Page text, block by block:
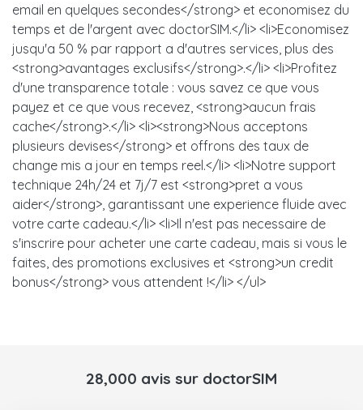
email en quelques secondes</strong> et economisez du
temps et de l'argent avec doctorSIM.</li> <li>Economisez
jusqu'a 50 % par rapport a d'autres services, plus des
<strong>avantages exclusifs</strong>.</li> <li>Profitez
d'une transparence totale : vous savez ce que vous
payez et ce que vous recevez, <strong>aucun frais
cache</strong>.</li> <li><strong>Nous acceptons
plusieurs devises</strong> et offrons des taux de
change mis a jour en temps reel.</li> <li>Notre support
technique 24h/24 et 7j/7 est <strong>pret a vous
aider</strong>, garantissant une experience fluide avec
votre carte cadeau.</li> <li>Il n'est pas necessaire de
s'inscrire pour acheter une carte cadeau, mais si vous le
faites, des promotions exclusives et <strong>un credit
bonus</strong> vous attendent !</li> </ul>
28,000 avis sur doctorSIM